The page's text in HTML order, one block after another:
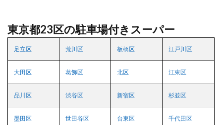
東京都23区の駐車場付きスーパー
足立区 荒川区 板橋区 江戸川区
大田区 葛飾区 北区 江東区
品川区 渋谷区 新宿区 杉並区
墨田区 世田谷区 台東区 千代田区